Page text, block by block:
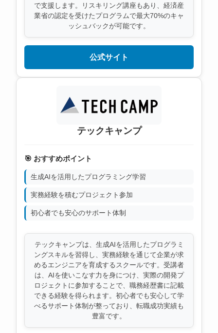
で支援します。リスキリング講座もあり、経済産
業省の認定を受けたプログラムで最大70%のキャ
ッシュバックが可能です。
公式サイト
テックキャンプ
🎯 おすすめポイント
生成AIを活用したプログラミング学習
実務経験を積むプロジェクト参加
初心者でも安心のサポート体制
テックキャンプは、生成AIを活用したプログラミ
ングスキルを習得し、実務経験を通じて企業が求
めるエンジニアを育成するスクールです。受講者
は、AIを使いこなす力を身につけ、実際の開発プ
ロジェクトに参加することで、職務経歴書に記載
できる経験を得られます。初心者でも安心して学
べるサポート体制が整っており、転職成功実績も
豊富です。